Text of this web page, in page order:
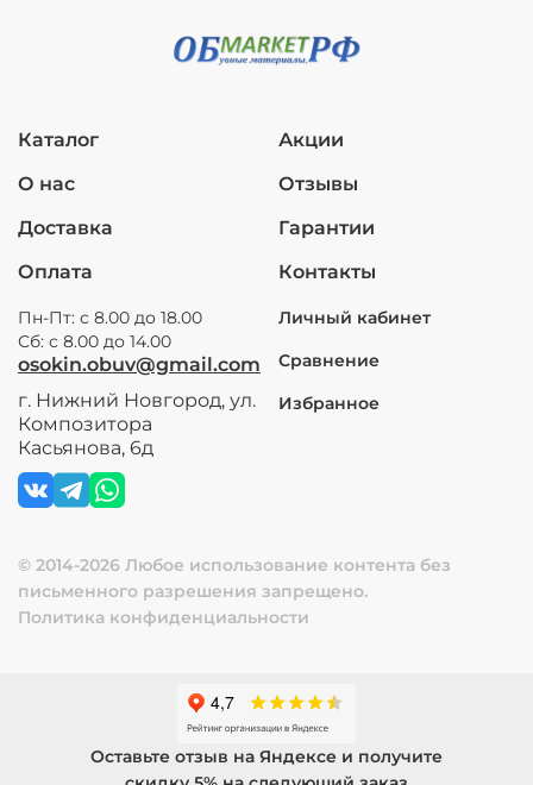
Каталог
О нас
Доставка
Оплата
Акции
Отзывы
Гарантии
Контакты
Пн-Пт: с 8.00 до 18.00
Сб: с 8.00 до 14.00
osokin.obuv@gmail.com
г. Нижний Новгород, ул.
Композитора
Касьянова, 6д
Личный кабинет
Сравнение
Избранное
© 2014-2026 Любое использование контента без
письменного разрешения запрещено.
Политика конфиденциальности
Оставьте отзыв на Яндексе и получите